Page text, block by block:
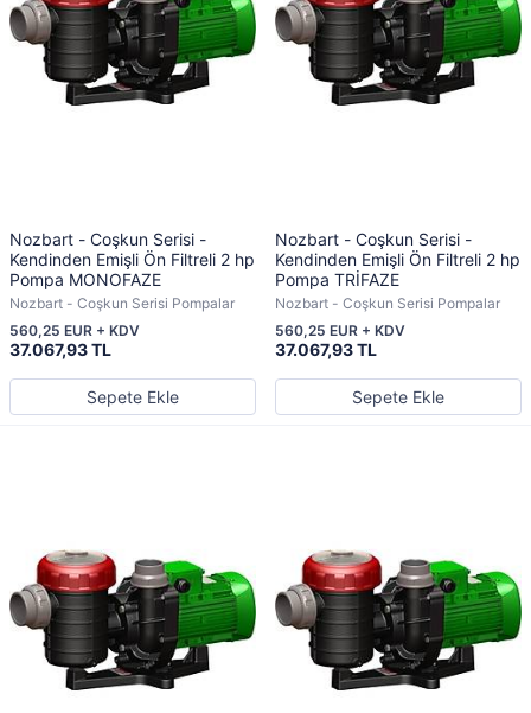
Nozbart - Coşkun Serisi -
Kendinden Emişli Ön Filtreli 2 hp
Pompa MONOFAZE
Nozbart - Coşkun Serisi Pompalar
37.067,93 TL
560,25 EUR + KDV
Sepete Ekle
Nozbart - Coşkun Serisi -
Kendinden Emişli Ön Filtreli 2 hp
Pompa TRİFAZE
Nozbart - Coşkun Serisi Pompalar
37.067,93 TL
560,25 EUR + KDV
Sepete Ekle